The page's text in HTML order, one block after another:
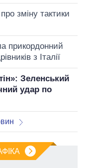
зміну тактики
прикордонний
з Італії
Зеленський
удар по